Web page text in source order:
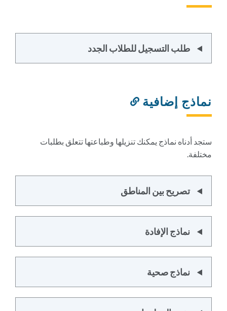
طلب التسجيل للطلاب الجدد
نماذج إضافية
القسم
ستجد أدناه نماذج يمكنك تنزيلها وطباعتها تتعلق بطلبات
مختلفة.
تصريح بين المناطق
نماذج الإفادة
نماذج صحية